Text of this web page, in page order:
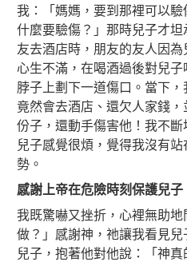
我：「媽媽，要到那裡可以
什麼要驗傷？」那時兒子才
友去酒店時，朋友的友人因
心生不滿，在喝酒過後對兒
脖子上劃下一道傷口。當下
竟然會去酒店、還欠人家錢
份子，還動手傷害他！我不斷
兒子感覺很煩，覺得我沒有
勢。
感謝上帝在危險時刻保護兒子
我既驚嚇又挫折，心裡無助
做？」感謝神，祂讓我看見
兒子，抱著他對他說：「神